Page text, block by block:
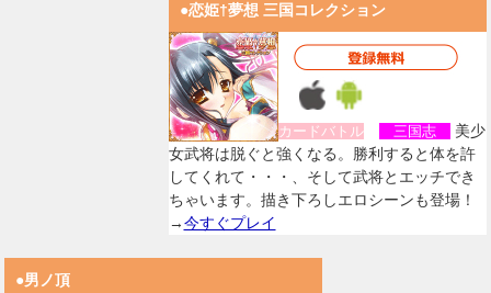
●恋姫†夢想 三国コレクション
カードバトル 三国志
美少
女武将は脱ぐと強くなる。勝利すると体を許
してくれて・・・、そして武将とエッチでき
ちゃいます。描き下ろしエロシーンも登場！
→今すぐプレイ
●男ノ頂